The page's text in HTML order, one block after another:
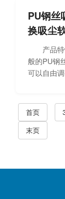
PU钢丝
换吸尘
产品特
般的PU钢
可以自由
首页
末页